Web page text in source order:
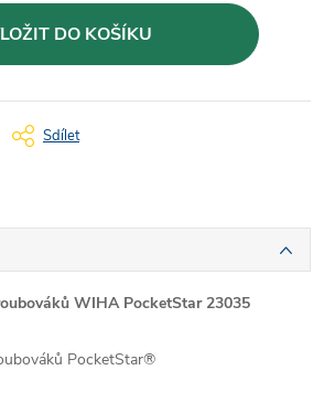
DO KOŠÍKU
Sdílet
WIHA PocketStar 23035
PocketStar®